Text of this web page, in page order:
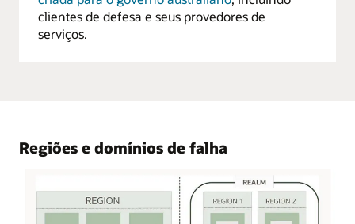
clientes de defesa e seus provedores de
serviços.
Regiões e domínios de falha